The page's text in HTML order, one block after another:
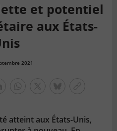
et potentiel
aux États-
2021
atteint aux États-Unis,